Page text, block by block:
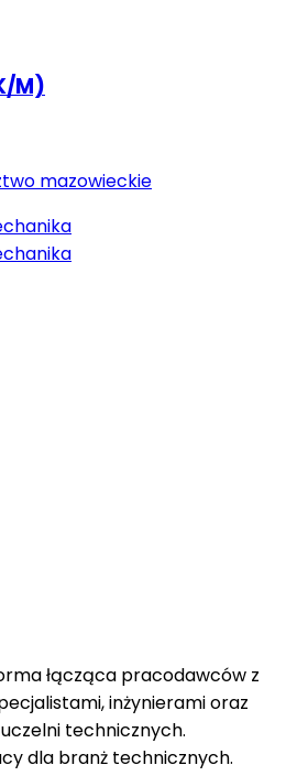
M)
mazowieckie
łącząca pracodawców z
inżynierami oraz
technicznych.
dla branż technicznych.